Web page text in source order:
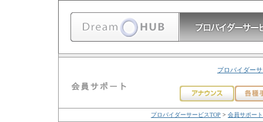
プロバイダー
プロバイダーサービスTOP > 会員サポート